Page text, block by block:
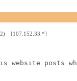
[107.152.33.*]
website posts